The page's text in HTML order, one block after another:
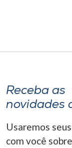
Selecione
A+
Receba as
novidades
Usaremos
com você